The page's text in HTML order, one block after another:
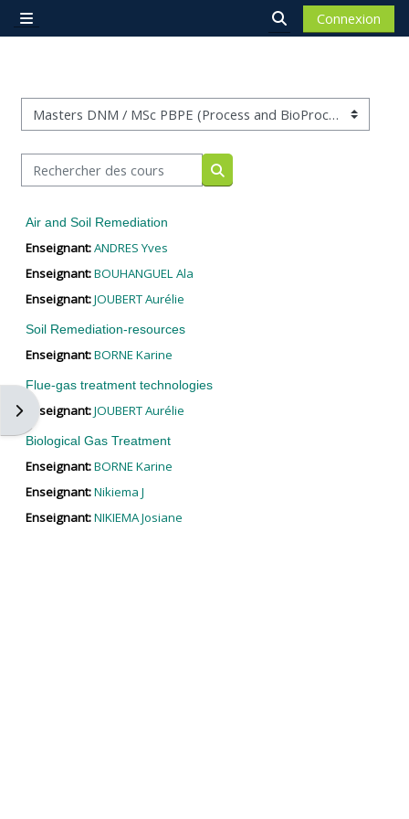
Passer au contenu principal
Panneau latéral
Activer/désactiver
Connexion
Ouvrir le tiroir des blocs
Catégories de cours
Rechercher des cours
Rechercher des cours
Air and Soil Remediation
Enseignant:ANDRES Yves
Enseignant:BOUHANGUEL Ala
Enseignant:JOUBERT Aurélie
Soil Remediation-resources
Enseignant:BORNE Karine
Flue-gas treatment technologies
Enseignant:JOUBERT Aurélie
Biological Gas Treatment
Enseignant:BORNE Karine
Enseignant:Nikiema J
Enseignant:NIKIEMA Josiane